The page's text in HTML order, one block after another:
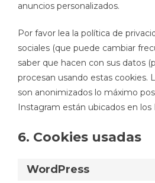
anuncios personalizados.
Por favor lea la política de
sociales (que puede cambiar
saber que hacen con sus datos
procesan usando estas cookies.
son anonimizados lo máximo
Instagram están ubicados en los
6. Cookies usadas
WordPress